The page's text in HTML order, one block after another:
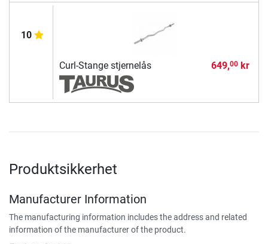
10
Curl-Stange stjernelås 649,00kr
Produktsikkerhet
Manufacturer Information
The manufacturing information includes the address and related
information of the manufacturer of the product.